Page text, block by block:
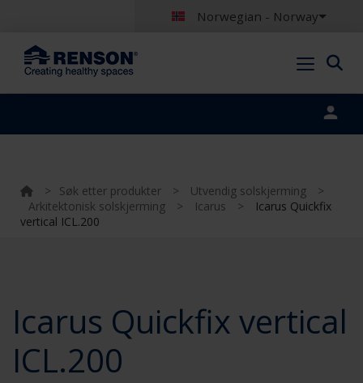
Norwegian - Norway
> Søk etter produkter > Utvendig solskjerming
>
Arkitektonisk solskjerming
> Icarus >
Icarus Quickfix
vertical ICL.200
Icarus Quickfix vertical
ICL.200